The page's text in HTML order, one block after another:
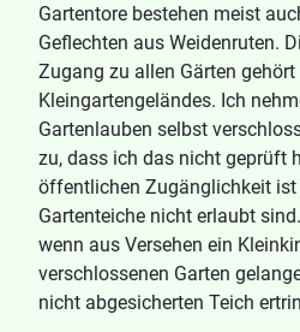
Gartentore bestehen meist
Geflechten aus Weidenruten.
Zugang zu allen Gärten
Kleingartengeländes. Ich
Gartenlauben selbst
zu, dass ich das nicht geprüft
öffentlichen Zugänglichkeit ist
Gartenteiche nicht erlaubt
wenn aus Versehen ein
verschlossenen Garten
nicht abgesicherten Teich